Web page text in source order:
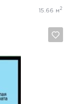
15.66 м 2